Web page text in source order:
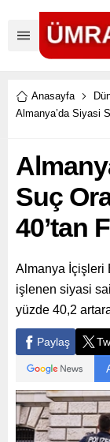
Anasayfa
Almanya’da Siyasi
Suç
40’tan
Almanya İçişleri
işlenen siyasi
yüzde 40,2
Paylaş